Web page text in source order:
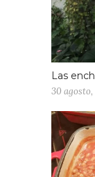
Las
30 agosto,